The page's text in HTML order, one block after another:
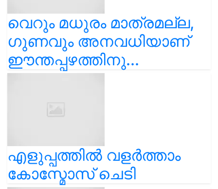
വെറും മധുരം മാത്രമല്ല,
ഗുണവും അനവധിയാണ്
ഈന്തപ്പഴത്തിനു...
എളുപ്പത്തിൽ വളർത്താം
കോസ്മോസ് ചെടി